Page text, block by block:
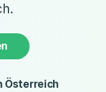
Österreich